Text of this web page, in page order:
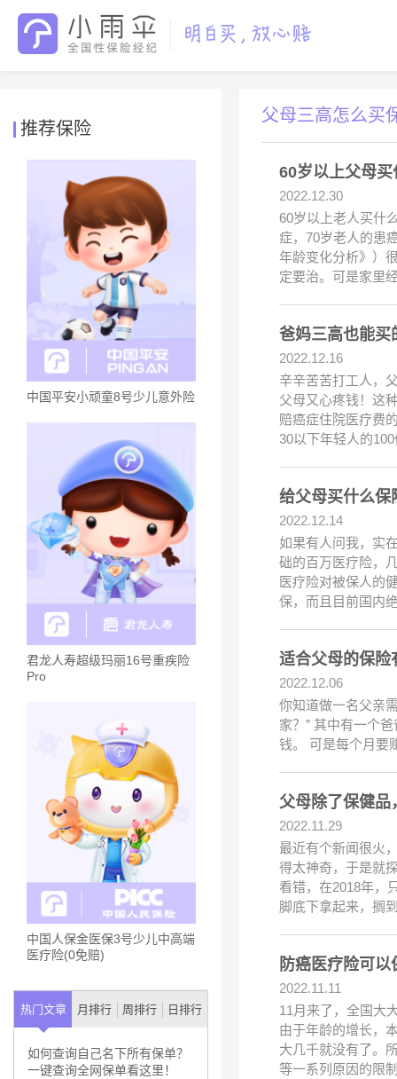
推荐保险
中国平安小顽童8号少儿意外险
君龙人寿超级玛丽16号重疾险
Pro
中国人保金医保3号少儿中高端
医疗险(0免赔)
热门文章 月排行 周排行 日排行
如何查询自己名下所有保单？
一键查询全网保单看这里！
父母三高怎么买
60岁以上父母
2022.12.30
60岁以上老人买什
症，70岁老人的患
年龄变化分析》）
定要治。可是家里
爸妈三高也能买
2022.12.16
辛辛苦苦打工人，
父母又心疼钱！这
赔癌症住院医疗费
30以下年轻人的
给父母买什么保
2022.12.14
如果有人问我，实
础的百万医疗险，
医疗险对被保人的
保，而且目前国内
适合父母的保险
2022.12.06
你知道做一名父亲
家？” 其中有一个
钱。 可是每个月要
父母除了保健品
2022.11.29
最近有个新闻很火
得太神奇，于是就
看错，在2018年，
脚底下拿起来，搁
防癌医疗险可
2022.11.11
11月来了，全国大
由于年龄的增长，
大几千就没有了。
等一系列原因的限